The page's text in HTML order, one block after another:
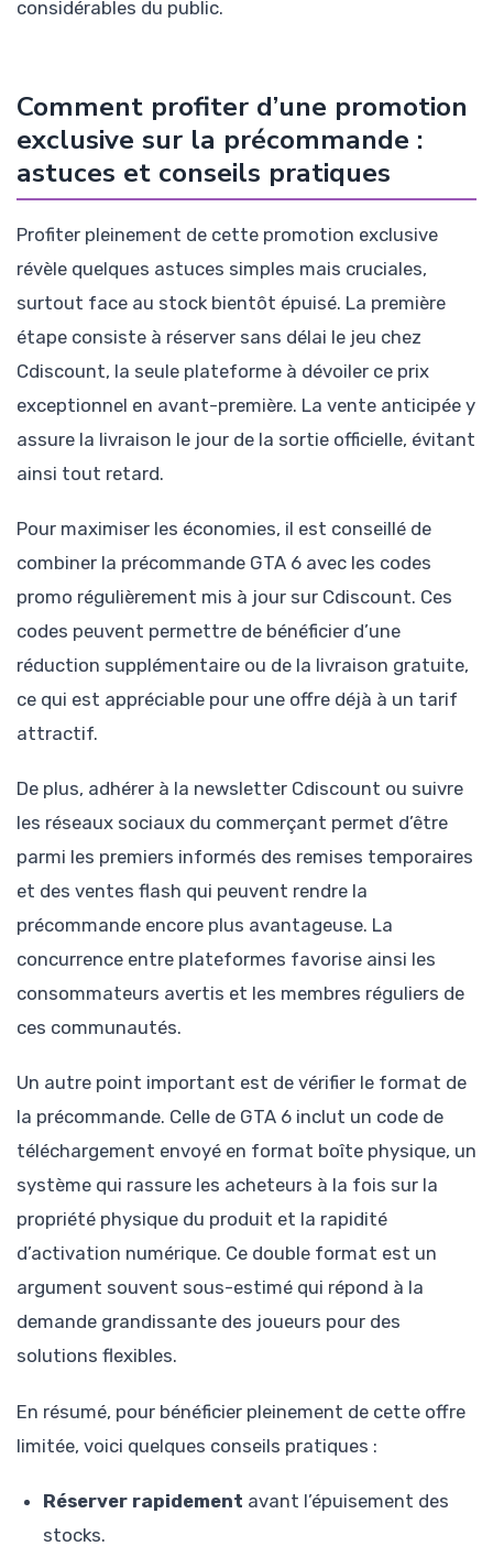
considérables du public.
Comment profiter d’une promotion
exclusive sur la précommande :
astuces et conseils pratiques
Profiter pleinement de cette promotion exclusive
révèle quelques astuces simples mais cruciales,
surtout face au stock bientôt épuisé. La première
étape consiste à réserver sans délai le jeu chez
Cdiscount, la seule plateforme à dévoiler ce prix
exceptionnel en avant-première. La vente anticipée y
assure la livraison le jour de la sortie officielle, évitant
ainsi tout retard.
Pour maximiser les économies, il est conseillé de
combiner la précommande GTA 6 avec les codes
promo régulièrement mis à jour sur Cdiscount. Ces
codes peuvent permettre de bénéficier d’une
réduction supplémentaire ou de la livraison gratuite,
ce qui est appréciable pour une offre déjà à un tarif
attractif.
De plus, adhérer à la newsletter Cdiscount ou suivre
les réseaux sociaux du commerçant permet d’être
parmi les premiers informés des remises temporaires
et des ventes flash qui peuvent rendre la
précommande encore plus avantageuse. La
concurrence entre plateformes favorise ainsi les
consommateurs avertis et les membres réguliers de
ces communautés.
Un autre point important est de vérifier le format de
la précommande. Celle de GTA 6 inclut un code de
téléchargement envoyé en format boîte physique, un
système qui rassure les acheteurs à la fois sur la
propriété physique du produit et la rapidité
d’activation numérique. Ce double format est un
argument souvent sous-estimé qui répond à la
demande grandissante des joueurs pour des
solutions flexibles.
En résumé, pour bénéficier pleinement de cette offre
limitée, voici quelques conseils pratiques :
Réserver rapidement avant l’épuisement des
stocks.